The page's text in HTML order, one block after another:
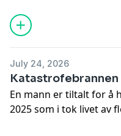
July 24, 2026
Katastrofebrannen
En mann er tiltalt for å
2025 som i tok livet av